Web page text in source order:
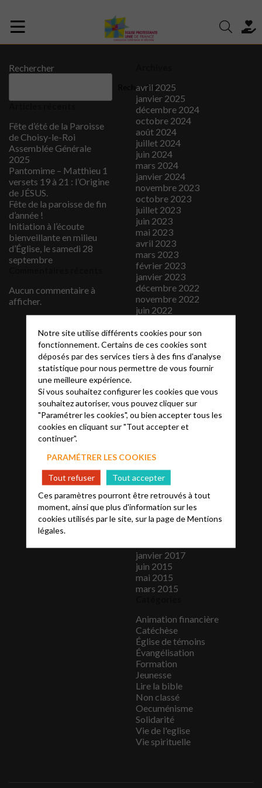
Rechercher
Rechercher
Fête d’été de la Paroisse
de Choisy-le-Roi
Assemblée Générale
2025
Pantomime – Matthieu 1
versets 19 à 21 : l’Origine
de JÉSUS.
Fête de la paroisse de fin
d’année !
Initiation à l’écoute
bienveillante en milieu
d’Église, le samedi 28
septembre
Aucun commentaire à
afficher.
avril 2025
janvier 2025
décembre 2024
octobre 2024
août 2024
juillet 2024
juin 2024
mars 2024
janvier 2024
novembre 2023
octobre 2023
juillet 2023
juin 2023
mai 2023
avril 2023
mars 2023
février 2023
janvier 2023
décembre 2022
novembre 2022
juin 2022
janvier 2022
décembre 2021
avril 2020
juin 2019
septembre 2018
août 2018
juillet 2018
juin 2018
mars 2018
janvier 2018
novembre 2017
septembre 2017
juillet 2017
juin 2017
mai 2017
janvier 2017
juin 2015
mai 2015
mars 2015
Animation financière
Catéchèse
Église de témoins
Évangélisation
Formation
Jeunesse
Lire la bible
Non classé
Oecuménisme
Solidarité
Vie de l'eglise
Vie spirituelle
Notre site utilise différents cookies pour son
fonctionnement. Certains de ces cookies sont
déposés par des services tiers à des fins d'analyse
statistique pour nous permettre de vous fournir
une meilleure expérience.
Si vous souhaitez configurer les cookies que vous
souhaitez autoriser, vous pouvez cliquer sur
"Paramétrer les cookies", ou bien accepter tous les
cookies en cliquant sur "Tout accepter et
continuer".
PARAMÉTRER LES COOKIES
Tout refuser
Tout accepter
Ces paramètres pourront être retrouvés à tout
moment, ainsi que plus d'information sur les
cookies utilisés par le site, sur la page deMentions
légales.